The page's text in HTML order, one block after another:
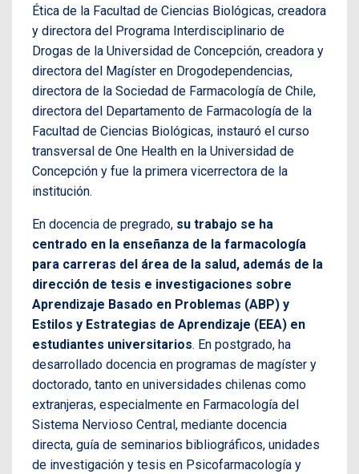
Ética de la Facultad de Ciencias Biológicas, creadora
y directora del Programa Interdisciplinario de
Drogas de la Universidad de Concepción, creadora y
directora del Magíster en Drogodependencias,
directora de la Sociedad de Farmacología de Chile,
directora del Departamento de Farmacología de la
Facultad de Ciencias Biológicas, instauró el curso
transversal de One Health en la Universidad de
Concepción y fue la primera vicerrectora de la
institución.
En docencia de pregrado, su trabajo se ha
centrado en la enseñanza de la farmacología
para carreras del área de la salud, además de la
dirección de tesis e investigaciones sobre
Aprendizaje Basado en Problemas (ABP) y
Estilos y Estrategias de Aprendizaje (EEA) en
estudiantes universitarios. En postgrado, ha
desarrollado docencia en programas de magíster y
doctorado, tanto en universidades chilenas como
extranjeras, especialmente en Farmacología del
Sistema Nervioso Central, mediante docencia
directa, guía de seminarios bibliográficos, unidades
de investigación y tesis en Psicofarmacología y